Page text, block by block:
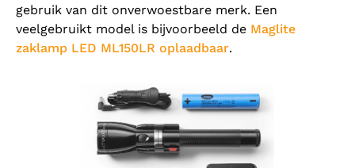
gebruik van dit onverwoestbare merk. Een
veelgebruikt model is bijvoorbeeld de Maglite
zaklamp LED ML150LR oplaadbaar.